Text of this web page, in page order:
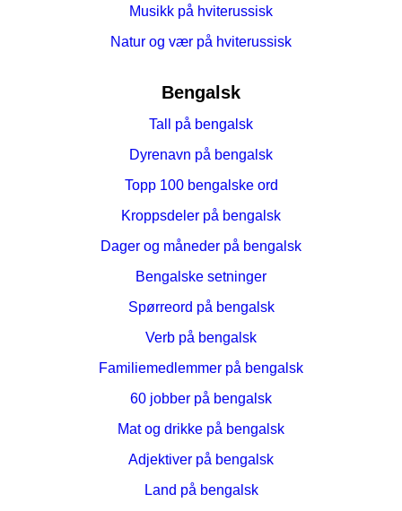
Musikk på hviterussisk
Natur og vær på hviterussisk
Bengalsk
Tall på bengalsk
Dyrenavn på bengalsk
Topp 100 bengalske ord
Kroppsdeler på bengalsk
Dager og måneder på bengalsk
Bengalske setninger
Spørreord på bengalsk
Verb på bengalsk
Familiemedlemmer på bengalsk
60 jobber på bengalsk
Mat og drikke på bengalsk
Adjektiver på bengalsk
Land på bengalsk